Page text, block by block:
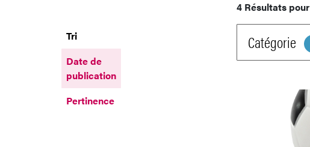
4 Résultats pour
Tri
Date de
publication
Pertinence
Catégorie